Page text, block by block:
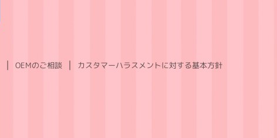
OEMのご相談 カスタマーハラスメントに対する基本方針